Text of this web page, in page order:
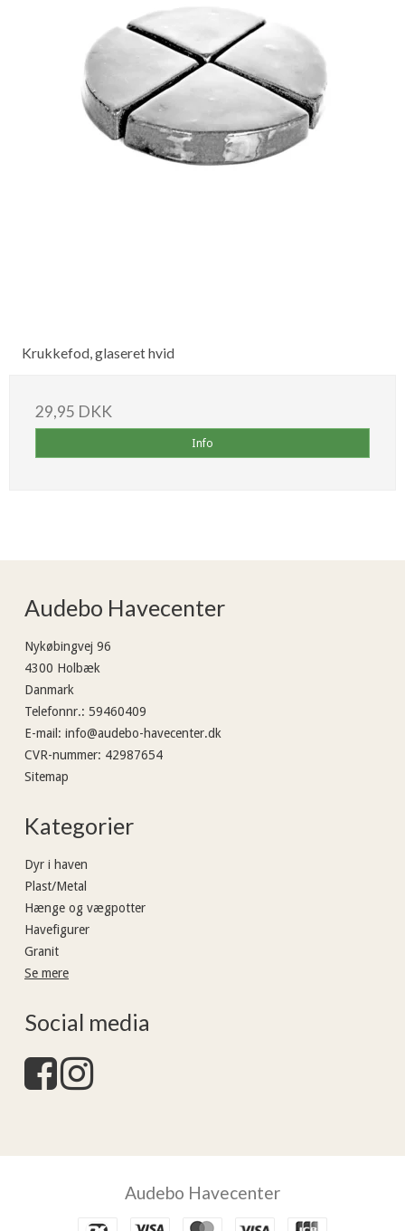
Krukkefod, glaseret hvid
29,95 DKK
Info
Audebo Havecenter
Nykøbingvej 96
4300 Holbæk
Danmark
Telefonnr.: 59460409
E-mail : info@audebo-havecenter.dk
CVR-nummer: 42987654
Sitemap
Kategorier
Dyr i haven
Plast/Metal
Hænge og vægpotter
Havefigurer
Granit
Se mere
Social media
Audebo Havecenter